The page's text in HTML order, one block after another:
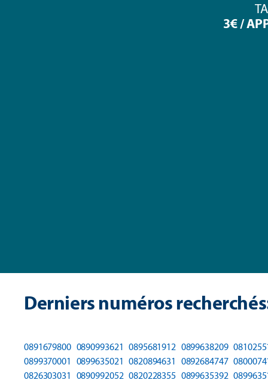
3€ /
Derniers numéros
0891679800 0890993621 0895681912 0899638209
0899370001 0899635021 0820894631 0892684747
0826303031 0890992052 0820228355 0899635392